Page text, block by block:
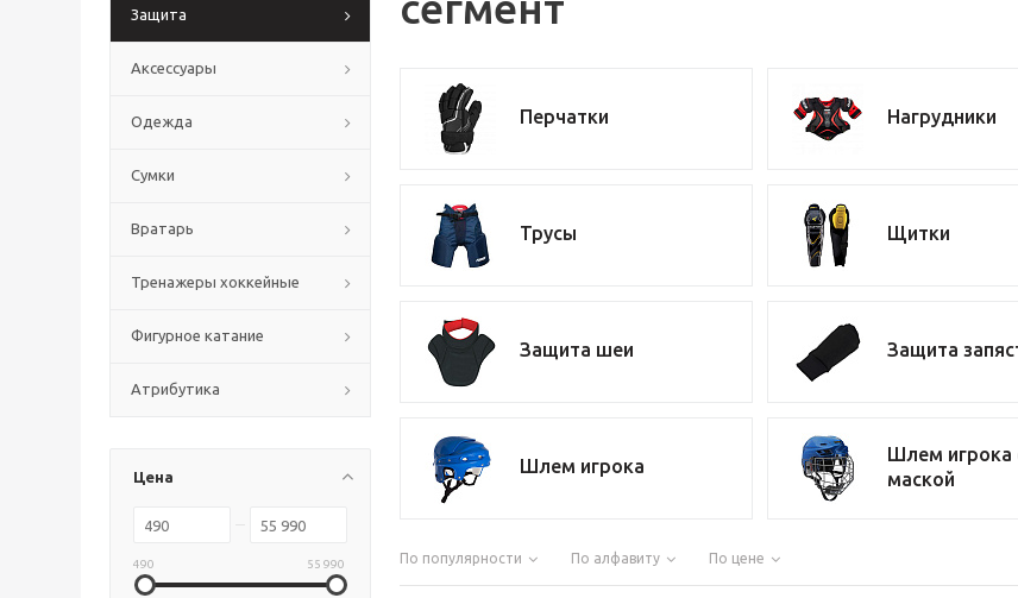
Защита
Аксессуары
Одежда
Сумки
Вратарь
Тренажеры хоккейные
Фигурное катание
Атрибутика
Цена
490 55 990
Перчатки Нагрудники
Трусы Щитки
Защита шеи Защита
Шлем игрока
Шлем игрока
маской
По популярности По алфавиту По цене